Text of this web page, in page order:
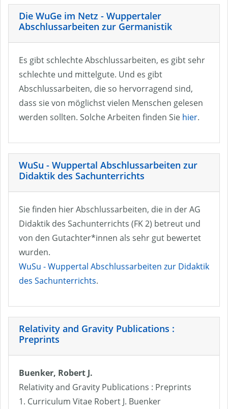
Die WuGe im Netz - Wuppertaler
Abschlussarbeiten zur Germanistik
Es gibt schlechte Abschlussarbeiten, es gibt sehr
schlechte und mittelgute. Und es gibt
Abschlussarbeiten, die so hervorragend sind,
dass sie von möglichst vielen Menschen gelesen
werden sollten. Solche Arbeiten finden Sie hier.
WuSu - Wuppertal Abschlussarbeiten zur
Didaktik des Sachunterrichts
Sie finden hier Abschlussarbeiten, die in der AG
Didaktik des Sachunterrichts (FK 2) betreut und
von den Gutachter*innen als sehr gut bewertet
wurden.
WuSu - Wuppertal Abschlussarbeiten zur Didaktik
des Sachunterrichts.
Relativity and Gravity Publications :
Preprints
Buenker, Robert J.
Relativity and Gravity Publications : Preprints
1. Curriculum Vitae Robert J. Buenker